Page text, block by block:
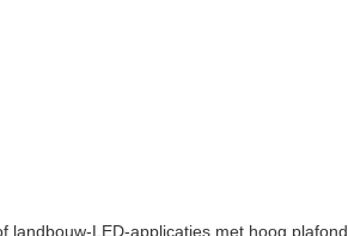
LED-applicaties met hoog plafond.